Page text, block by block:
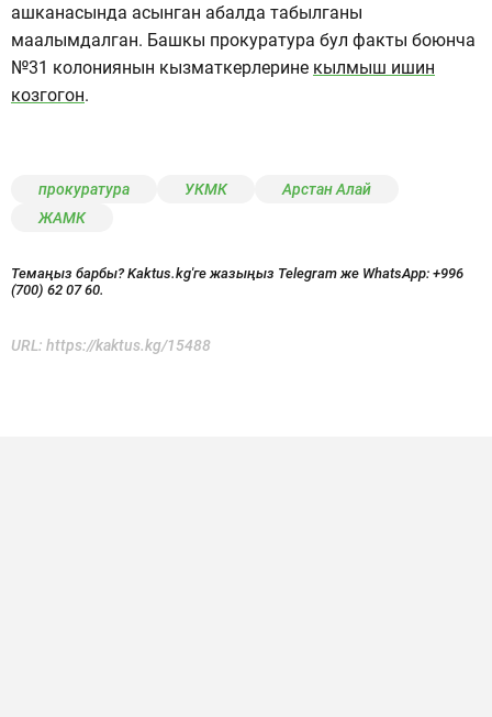
ашканасында асынган абалда табылганы
маалымдалган. Башкы прокуратура бул факты боюнча
№31 колониянын кызматкерлерине кылмыш ишин
козгогон.
прокуратура УКМК
Арстан Алай
ЖАМК
Темаңыз барбы? Kaktus.kg'ге жазыңыз Telegram же WhatsApp: +996
(700) 62 07 60.
URL: https://kaktus.kg/15488